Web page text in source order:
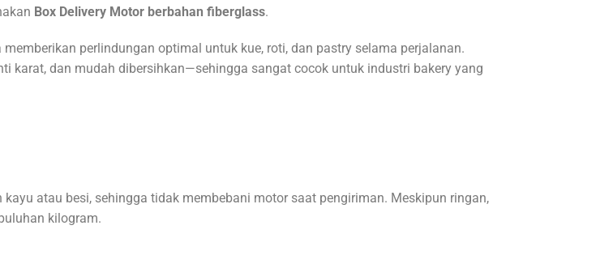
Box Delivery Motor berbahan fiberglass.
perlindungan optimal untuk kue, roti, dan pastry selama perjalanan.
karat, dan mudah dibersihkan—sehingga sangat cocok untuk industri bakery yang
atau besi, sehingga tidak membebani motor saat pengiriman. Meskipun ringan,
kilogram.